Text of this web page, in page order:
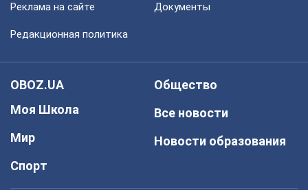
Реклама на сайте Документы
Редакционная политика
OBOZ.UA
Моя Школа
Мир
Спорт
Общество
Все новости
Новости образования